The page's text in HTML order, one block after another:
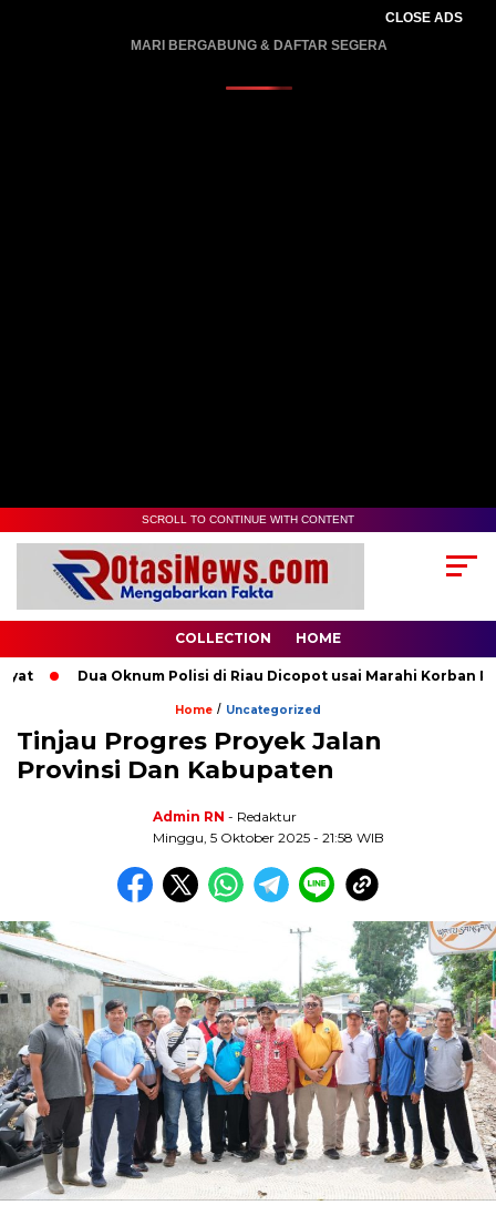
CLOSE ADS
MARI BERGABUNG & DAFTAR SEGERA
SCROLL TO CONTINUE WITH CONTENT
COLLECTION HOME
Dua Oknum Polisi di Riau Dicopot usai Marahi Korban
Home / Uncategorized
Tinjau Progres Proyek Jalan
Provinsi Dan Kabupaten
Admin RN - Redaktur
Minggu, 5 Oktober 2025 - 21:58 WIB